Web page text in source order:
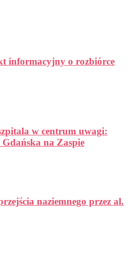
informacyjny o rozbiórce
w centrum uwagi:
Gdańska na Zaspie
naziemnego przez al.